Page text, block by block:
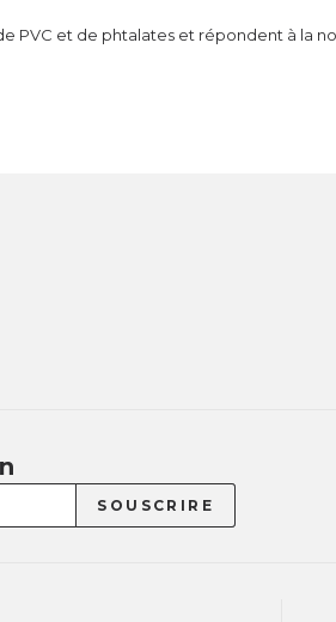
PVC et de phtalates et répondent à la